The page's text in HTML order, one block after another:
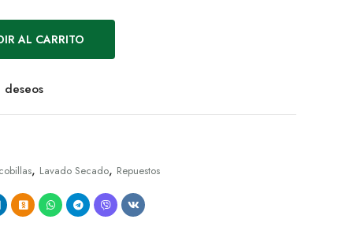
AL CARRITO
, Lavado Secado, Repuestos